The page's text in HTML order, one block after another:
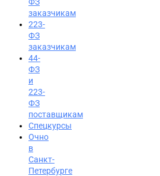
заказчикам
223-
ФЗ
заказчикам
44-
ФЗ
и
223-
ФЗ
поставщикам
Спецкурсы
Очно
в
Санкт-
Петербурге